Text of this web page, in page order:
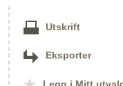
Utskrift
Eksporter